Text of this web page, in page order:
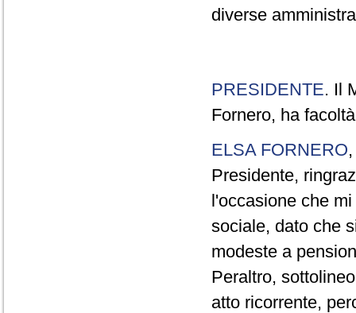
diverse
PRESIDENTE. Il
Fornero, ha
ELSA FORNERO
Presidente,
l'occasione che
sociale, dato che
modeste a
Peraltro,
atto ricorrente,